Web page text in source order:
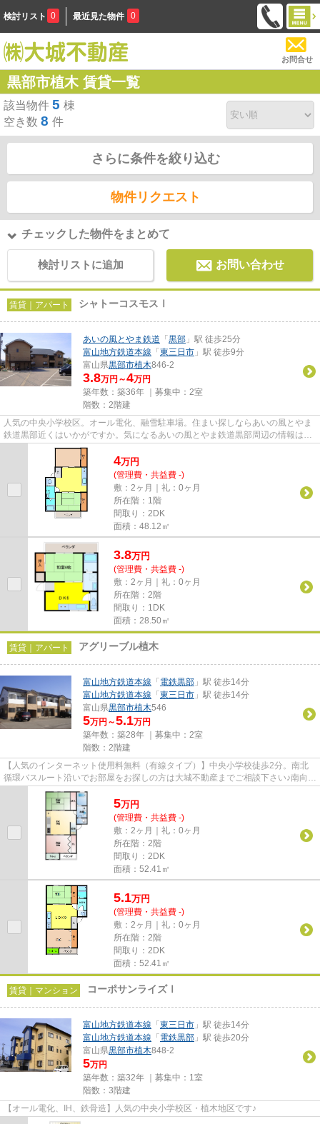
検討リスト 0 最近見た物件 0
お問合せ
黒部市植木 賃貸一覧
該当物件 5 棟
空き数 8 件
さらに条件を絞り込む
物件リクエスト
チェックした物件をまとめて
検討リストに追加 お問い合わせ
賃貸｜アパート シャトーコスモスⅠ
あいの風とやま鉄道 「 黒部 」駅 徒歩25分
富山地方鉄道本線 「 東三日市 」駅 徒歩9分
富山県黒部市植木846-2
3.8万円～4万円
築年数：築36年 ｜募集中： 2室
階数：2階建
人気の中央小学校区。オール電化、融雪駐車場。住まい探しならあいの風とやま
鉄道黒部近くはいかがですか。気になるあいの風とやま鉄道黒部周辺の情報は、
0765-24-7558かoshiro-f@nice...
4万円
(管理費・共益費 -)
敷：2ヶ月｜礼：0ヶ月
所在階：1階
間取り：2DK
面積：48.12㎡
3.8万円
(管理費・共益費 -)
敷：2ヶ月｜礼：0ヶ月
所在階：2階
間取り：1DK
面積：28.50㎡
賃貸｜アパート アグリーブル植木
富山地方鉄道本線 「 電鉄黒部 」駅 徒歩14分
富山地方鉄道本線 「 東三日市 」駅 徒歩14分
富山県黒部市植木546
5万円～5.1万円
築年数：築28年 ｜募集中： 2室
階数：2階建
【人気のインターネット使用料無料（有線タイプ）】中央小学校徒歩2分。南北
循環バスルート沿いでお部屋をお探しの方は大城不動産までご相談下さい♪南向き
にサンルーム・ベランダがあ...
5万円
(管理費・共益費 -)
敷：2ヶ月｜礼：0ヶ月
所在階：2階
間取り：2DK
面積：52.41㎡
5.1万円
(管理費・共益費 -)
敷：2ヶ月｜礼：0ヶ月
所在階：2階
間取り：2DK
面積：52.41㎡
賃貸｜マンション コーポサンライズⅠ
富山地方鉄道本線 「 東三日市 」駅 徒歩14分
富山地方鉄道本線 「 電鉄黒部 」駅 徒歩20分
富山県黒部市植木848-2
5万円
築年数：築32年 ｜募集中： 1室
階数：3階建
【オール電化、IH、鉄骨造】人気の中央小学校区・植木地区です♪